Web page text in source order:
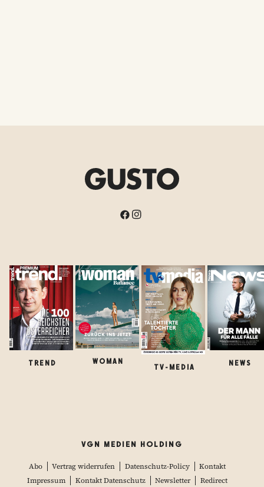
TREND WOMAN
TV-MEDIA
NEWS
VGN MEDIEN HOLDING
Abo Vertrag widerrufen Datenschutz-Policy
Kontakt
Impressum
Kontakt Datenschutz Newsletter Redirect